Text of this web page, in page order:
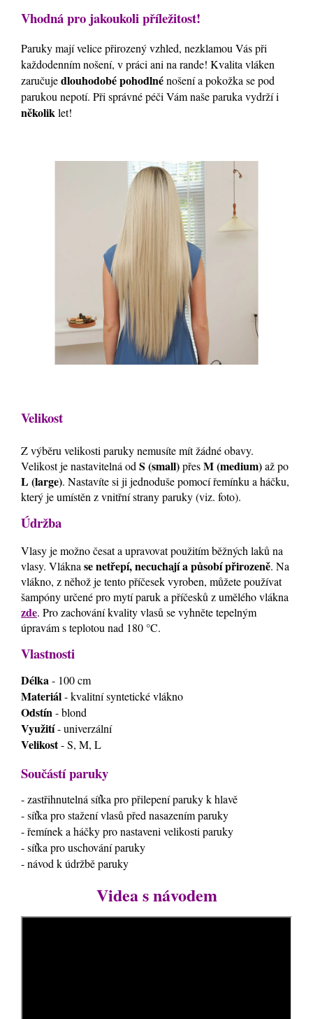
Vhodná pro jakoukoli příležitost!
Paruky mají velice přirozený vzhled, nezklamou Vás při
každodenním nošení, v práci ani na rande! Kvalita vláken
zaručujedlouhodobé pohodlnénošení a pokožka se pod
parukou nepotí. Při správné péči Vám naše paruka vydrží i
několiklet!
Velikost
Z výběru velikosti paruky nemusíte mít žádné obavy.
Velikost je nastavitelná od S (small)přesM (medium)až po
L (large). Nastavíte si ji jednoduše pomocí řemínku a háčku,
který je umístěn z vnitřní strany paruky (viz. foto).
Údržba
Vlasy je možno česat a upravovat použitím běžných laků na
vlasy. Vlákna se netřepí, necuchají a působí přirozeně. Na
vlákno, z něhož je tento příčesek vyroben, můžete používat
šampóny určené pro mytí paruk a příčesků z umělého vlákna
zde. Pro zachování kvality vlasů se vyhněte tepelným
úpravám s teplotou nad 180 °C.
Vlastnosti
Délka- 100 cm
Materiál- kvalitní syntetické vlákno
Odstín- blond
Využití- univerzální
Velikost- S, M, L
Součástí paruky
- zastřihnutelná síťka pro přilepení paruky k hlavě
- síťka pro stažení vlasů před nasazením paruky
- řemínek a háčky pro nastaveni velikosti paruky
- síťka pro uschování paruky
- návod k údržbě paruky
Videa s návodem